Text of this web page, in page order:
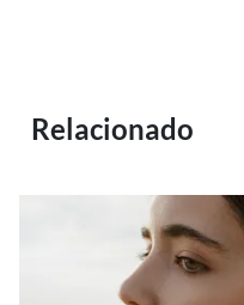
Relacionado